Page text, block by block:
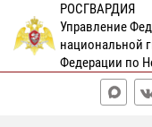
РОСГВАРДИЯ
Управление
национальной
Федерации по